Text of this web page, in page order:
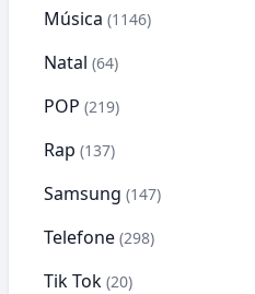
Música (1146)
Natal (64)
POP (219)
Rap (137)
Samsung (147)
Telefone (298)
Tik Tok (20)